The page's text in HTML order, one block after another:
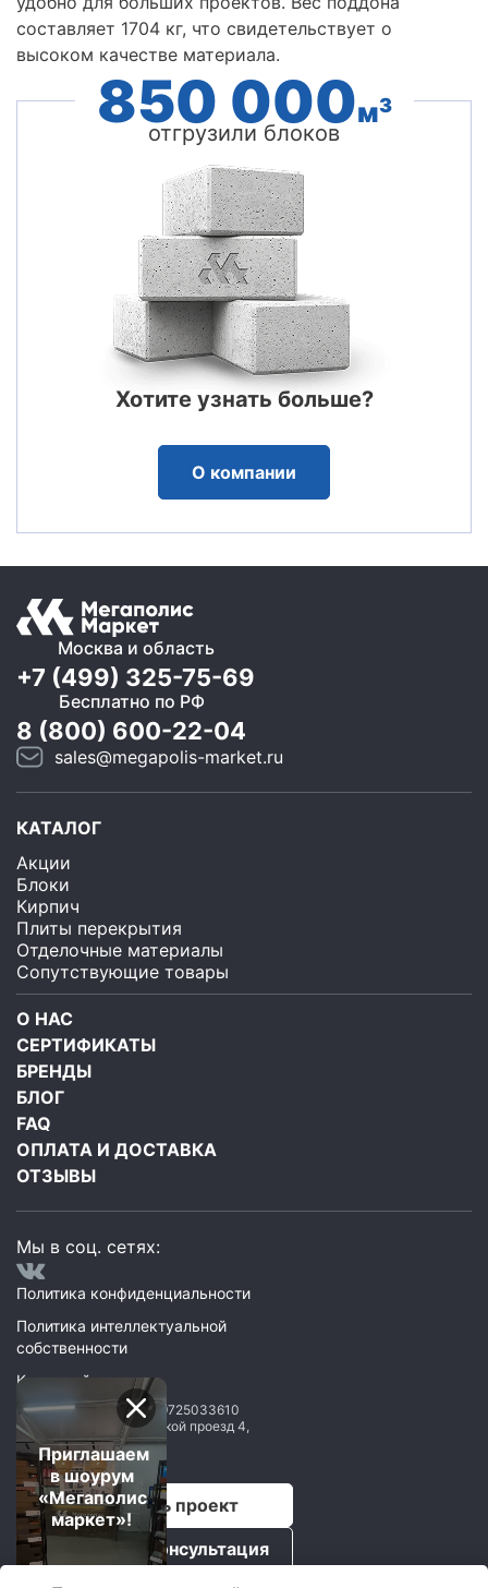
составляет 1704 кг, что свидетельствует о
высоком качестве материала.
850 000м3
отгрузили блоков
Хотите узнать больше?
О компании
Москва и область
+7 (499) 325-75-69
Бесплатно по РФ
8 (800) 600-22-04
sales@megapolis-market.ru
КАТАЛОГ
Акции
Блоки
Кирпич
Плиты перекрытия
Отделочные материалы
Сопутствующие товары
О НАС
СЕРТИФИКАТЫ
БРЕНДЫ
БЛОГ
FAQ
ОПЛАТА И ДОСТАВКА
ОТЗЫВЫ
Мы в соц. сетях:
Политика конфиденциальности
Политика интеллектуальной
собственности
Карта сайта
ООО Мегаполис ИНН: 9725033610
119071
2 Донской проезд 4,
строение 1, пом. 435
Рассчитать проект
Бесплатная консультация
Приглашаем
в шоурум
«Мегаполис
маркет»!